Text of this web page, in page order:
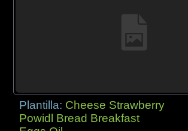
Plantilla: Cheese Strawberry
Powidl Bread Breakfast